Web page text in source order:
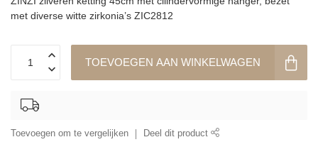
met diverse witte zirkonia’s ZIC2812
TOEVOEGEN AAN WINKELWAGEN
Toevoegen om te vergelijken Deel dit product